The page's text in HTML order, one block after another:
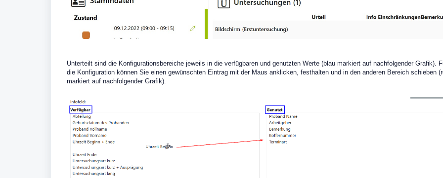
Unterteilt sind die Konfigurationsbereiche jeweils in die verfügbaren und genutzten Werte (blau markiert auf nachfolgender Grafik).
die Konfiguration können Sie einen gewünschten Eintrag mit der Maus anklicken, festhalten und in den anderen Bereich schieben
markiert auf nachfolgender Grafik).